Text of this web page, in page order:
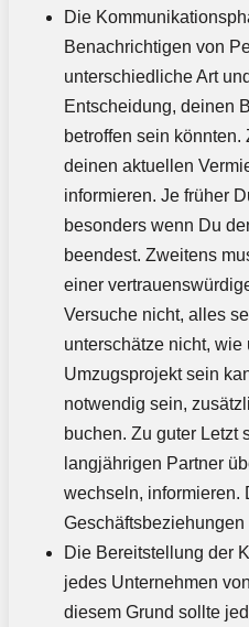
Die
Benachrichtigen von
unterschiedliche Art
Entscheidung, deinen
betroffen sein
deinen aktuellen
informieren. Je früher
besonders wenn Du
beendest. Zweitens
einer
Versuche nicht, alles
unterschätze nicht,
Umzugsprojekt sein
notwendig sein,
buchen. Zu guter Letzt
langjährigen Partner
wechseln, informieren.
Die Bereitstellung der
jedes Unternehmen
diesem Grund sollte